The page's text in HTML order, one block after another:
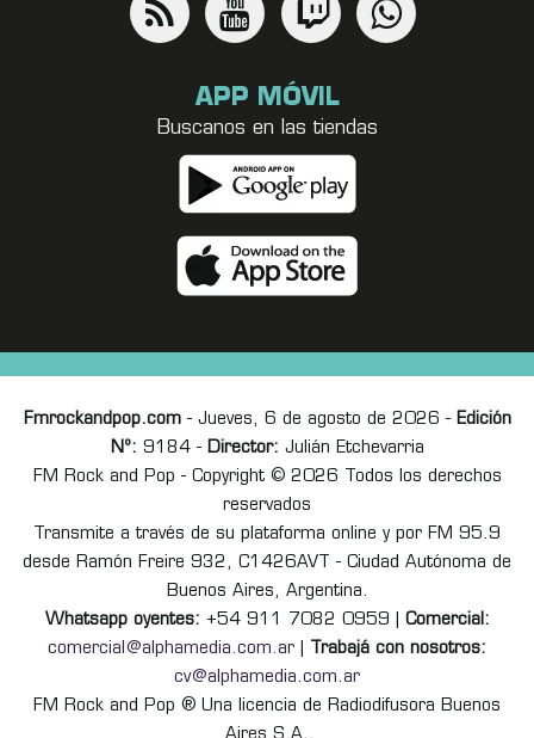
APP MÓVIL
Buscanos en las tiendas
Fmrockandpop.com- Jueves, 6 de agosto de 2026 - Edición
Nº: 9184 - Director: Julián Etchevarria
FM Rock and Pop - Copyright © 2026 Todos los derechos
reservados
Transmite a través de su plataforma online y por FM 95.9
desde Ramón Freire 932, C1426AVT - Ciudad Autónoma de
Buenos Aires, Argentina.
Whatsapp oyentes: +54 911 7082 0959 | Comercial:
comercial@alphamedia.com.ar
Trabajá con nosotros:
cv@alphamedia.com.ar
FM Rock and Pop ® Una licencia de Radiodifusora Buenos